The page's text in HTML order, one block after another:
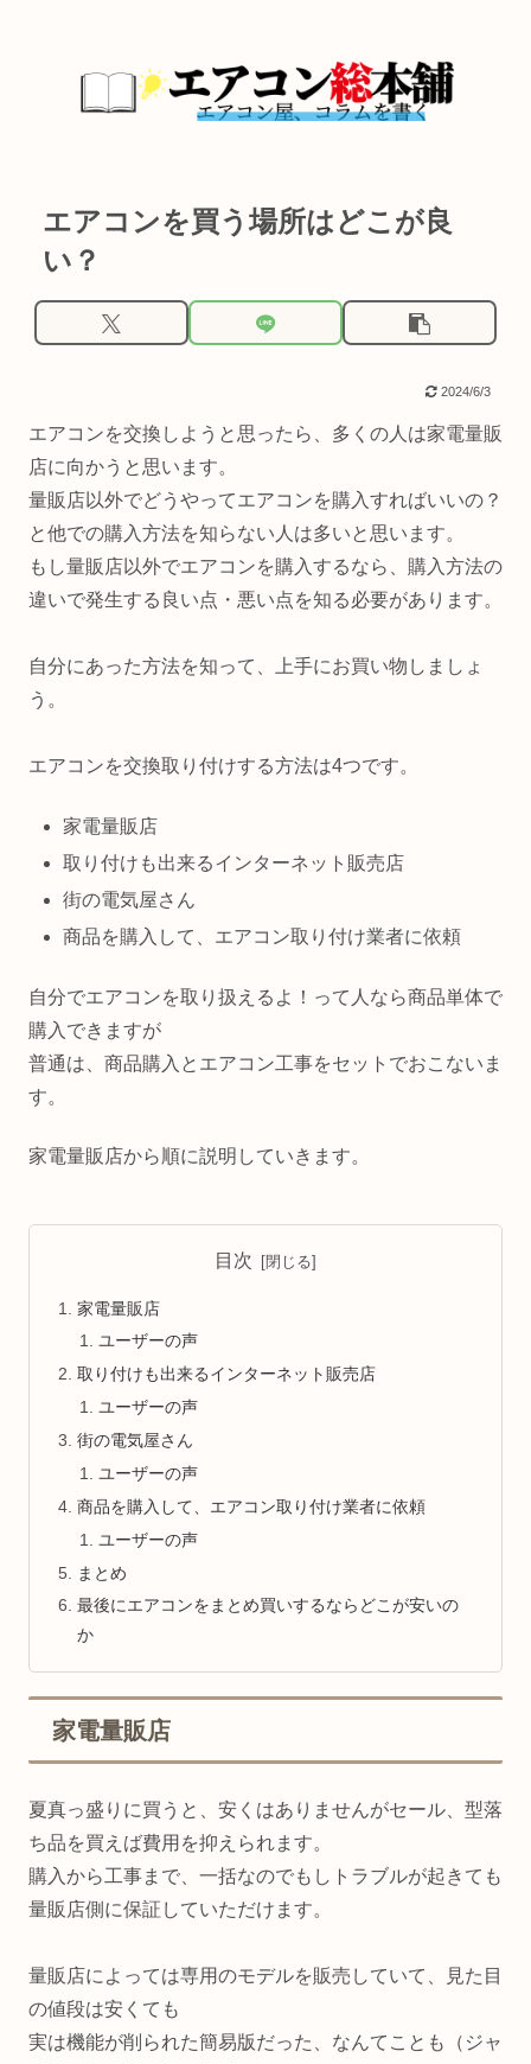
エアコンを買う場所はどこが良
い？
2024/6/3
エアコンを交換しようと思ったら、多くの人は家電量販
店に向かうと思います。
量販店以外でどうやってエアコンを購入すればいいの？
と他での購入方法を知らない人は多いと思います。
もし量販店以外でエアコンを購入するなら、購入方法の
違いで発生する良い点・悪い点を知る必要があります。
自分にあった方法を知って、上手にお買い物しましょ
う。
エアコンを交換取り付けする方法は4つです。
家電量販店
取り付けも出来るインターネット販売店
街の電気屋さん
商品を購入して、エアコン取り付け業者に依頼
自分でエアコンを取り扱えるよ！って人なら商品単体で
購入できますが
普通は、商品購入とエアコン工事をセットでおこないま
す。
家電量販店から順に説明していきます。
目次
家電量販店
ユーザーの声
取り付けも出来るインターネット販売店
ユーザーの声
街の電気屋さん
ユーザーの声
商品を購入して、エアコン取り付け業者に依頼
ユーザーの声
まとめ
最後にエアコンをまとめ買いするならどこが安いの
か
家電量販店
夏真っ盛りに買うと、安くはありませんがセール、型落
ち品を買えば費用を抑えられます。
購入から工事まで、一括なのでもしトラブルが起きても
量販店側に保証していただけます。
量販店によっては専用のモデルを販売していて、見た目
の値段は安くても
実は機能が削られた簡易版だった、なんてことも（ジャ